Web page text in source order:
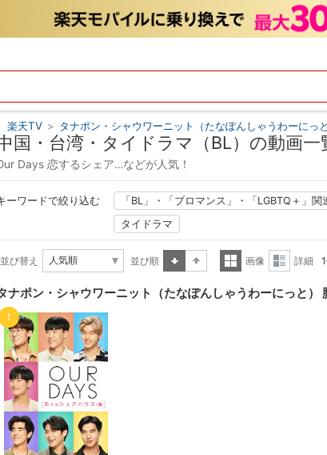
楽天TV > タナポン・シャウワーニット（たなぽんしゃうわーにっと
国・台湾・タイドラマ（BL）の動画一
Days 恋するシェア…などが人気！
ーワードで絞り込む 「BL」・「ブロマンス」・「LGBTQ＋」関
タイドラマ
並び替え
並び順
表示
画像
表示
詳細
ナポン・シャウワーニット（たなぽんしゃうわーにっと）
1